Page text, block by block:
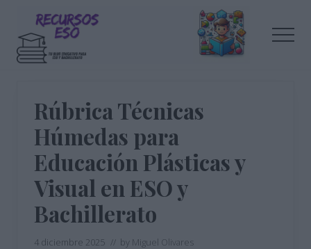
contenido
principal
barra
educación
Rúbrica Técnicas
Húmedas para
Educación Plásticas y
Visual en ESO y
Bachillerato
4 diciembre 2025 // by Miguel Olivares